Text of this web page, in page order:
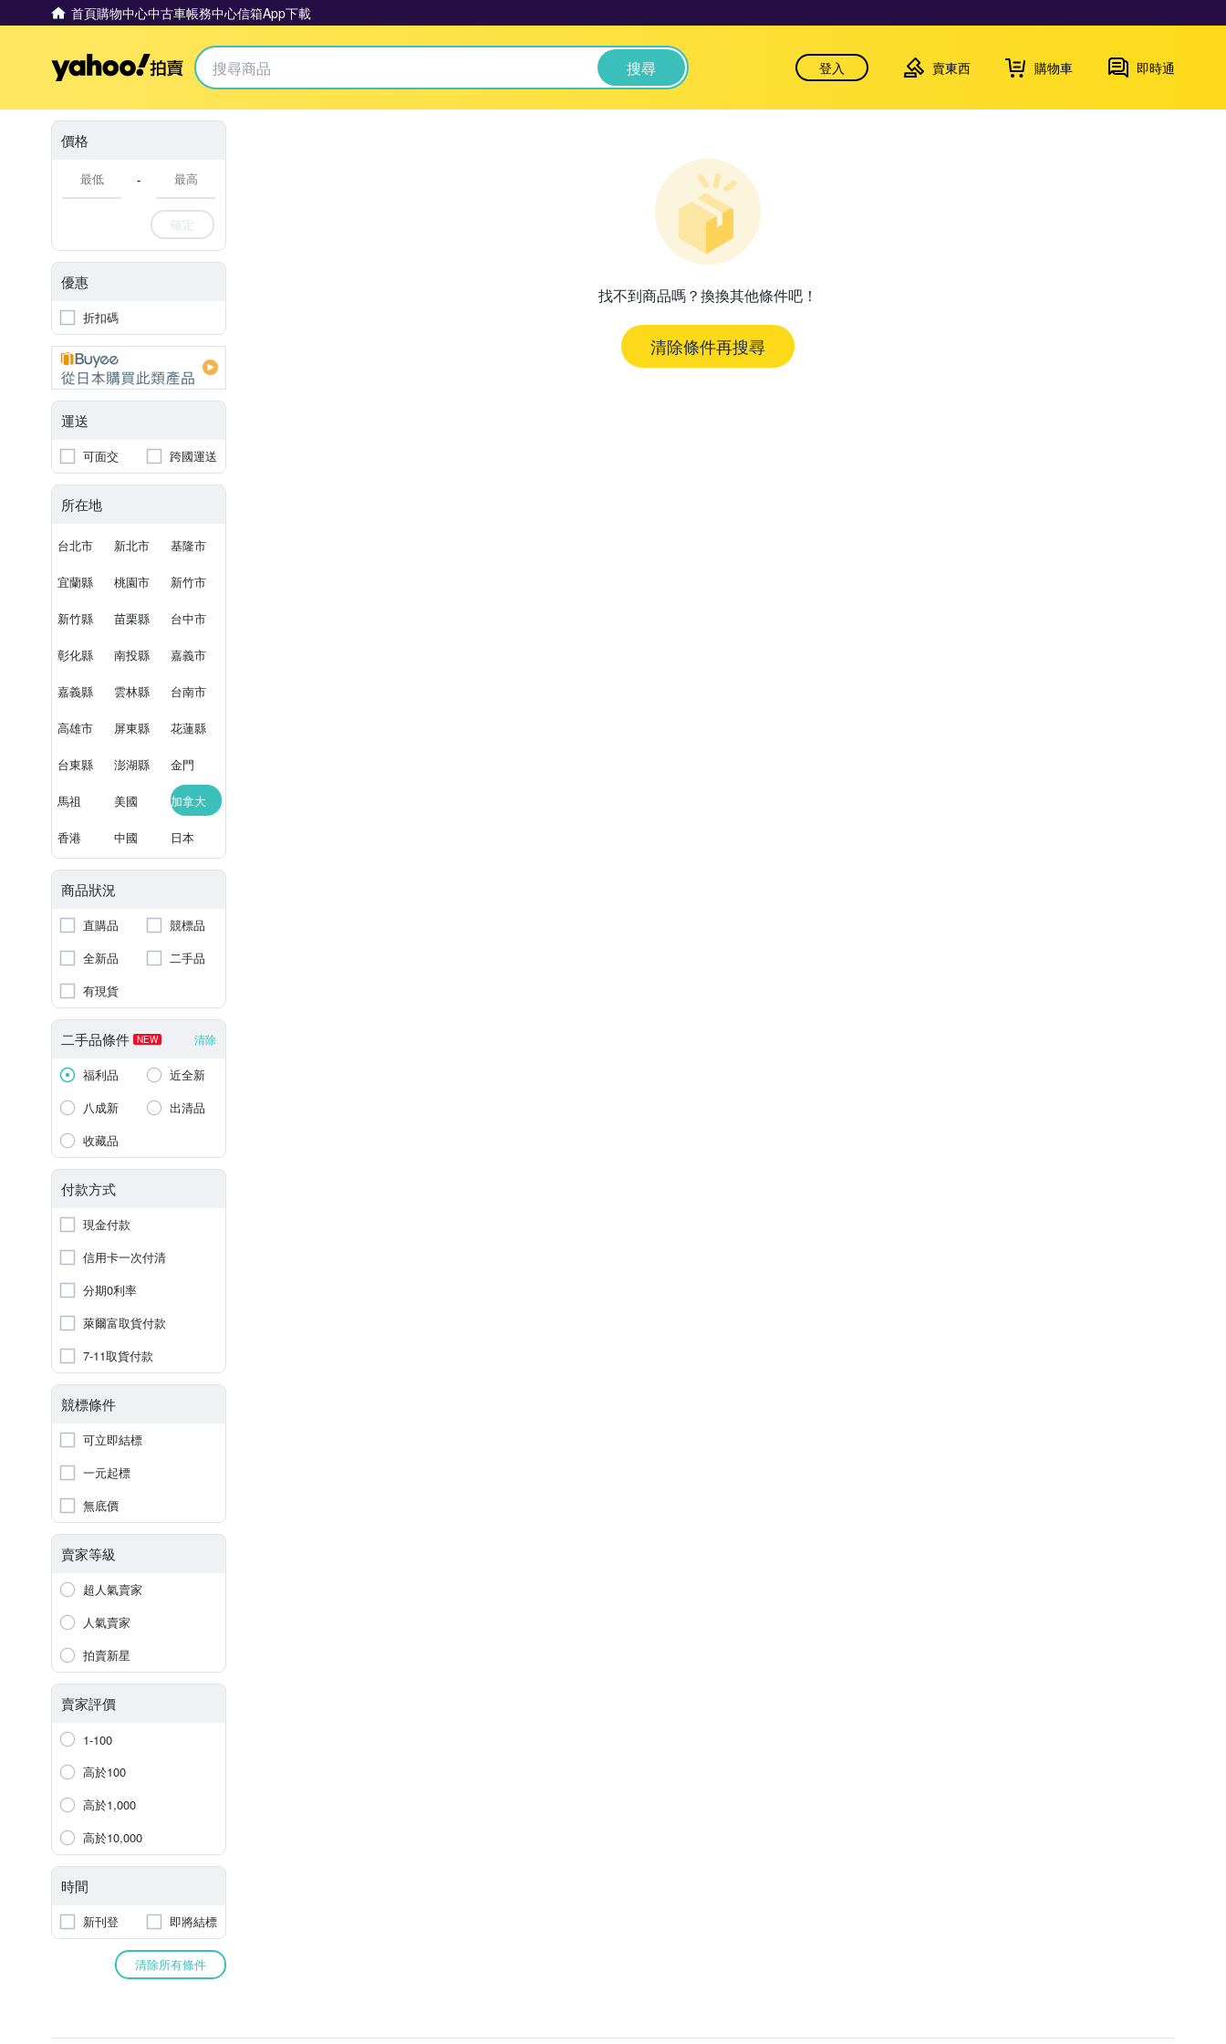
首頁購物中心中古車帳務中心信箱App下載
Yahoo拍賣 搜尋 登入 賣東西 購物車 即時通
價格
-
確定
優惠
折扣碼
運送
可面交 跨國運送
所在地
台北市 新北市 基隆市
宜蘭縣 桃園市 新竹市
新竹縣 苗栗縣 台中市
彰化縣 南投縣 嘉義市
嘉義縣 雲林縣 台南市
高雄市 屏東縣 花蓮縣
台東縣 澎湖縣 金門
馬祖 美國 加拿大
香港 中國 日本
商品狀況
直購品
競標品
全新品
二手品
有現貨
二手品條件 NEW 清除
福利品
近全新
八成新
出清品
收藏品
付款方式
現金付款
信用卡一次付清
分期0利率
萊爾富取貨付款
7-11取貨付款
競標條件
可立即結標
一元起標
無底價
賣家等級
超人氣賣家
人氣賣家
拍賣新星
賣家評價
1-100
高於100
高於1,000
高於10,000
時間
新刊登 即將結標
清除所有條件
找不到商品嗎？換換其他條件吧！
清除條件再搜尋